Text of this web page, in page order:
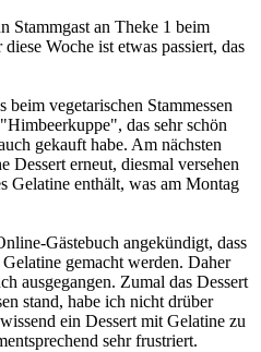
Stammgast an Theke 1 beim
Woche ist etwas passiert, das
vegetarischen Stammessen
das sehr schön
gekauft habe. Am nächsten
Dessert erneut, diesmal versehen
Gelatine enthält, was am Montag
Gästebuch angekündigt, dass
gemacht werden. Daher
ausgegangen. Zumal das Dessert
stand, habe ich nicht drüber
ein Dessert mit Gelatine zu
sehr frustriert.